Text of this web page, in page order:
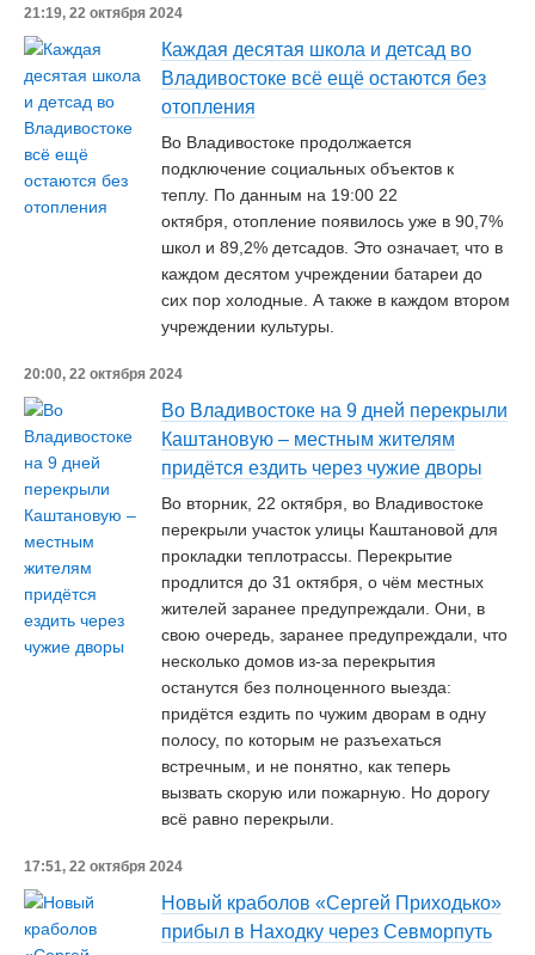
21:19, 22 октября 2024
Каждая десятая школа и детсад во
Владивостоке всё ещё остаются без
отопления
Во Владивостоке продолжается
подключение социальных объектов к
теплу. По данным на 19:00 22
октября, отопление появилось уже в 90,7%
школ и 89,2% детсадов. Это означает, что в
каждом десятом учреждении батареи до
сих пор холодные. А также в каждом втором
учреждении культуры.
20:00, 22 октября 2024
Во Владивостоке на 9 дней перекрыли
Каштановую – местным жителям
придётся ездить через чужие дворы
Во вторник, 22 октября, во Владивостоке
перекрыли участок улицы Каштановой для
прокладки теплотрассы. Перекрытие
продлится до 31 октября, о чём местных
жителей заранее предупреждали. Они, в
свою очередь, заранее предупреждали, что
несколько домов из-за перекрытия
останутся без полноценного выезда:
придётся ездить по чужим дворам в одну
полосу, по которым не разъехаться
встречным, и не понятно, как теперь
вызвать скорую или пожарную. Но дорогу
всё равно перекрыли.
17:51, 22 октября 2024
Новый краболов «Сергей Приходько»
прибыл в Находку через Севморпуть